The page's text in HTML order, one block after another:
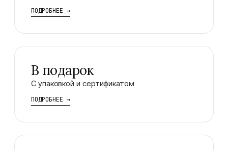
ПОДРОБНЕЕ →
В подарок
С упаковкой и сертификатом
ПОДРОБНЕЕ →